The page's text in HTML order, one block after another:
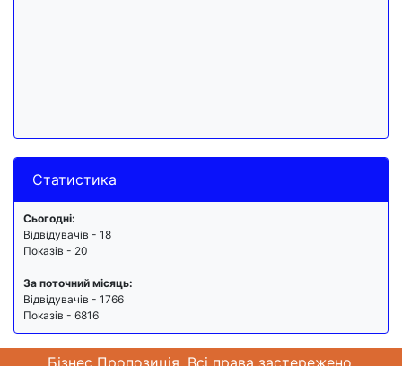
Статистика
Сьогодні:
Відвідувачів - 18
Показів - 20
За поточний місяць:
Відвідувачів - 1766
Показів - 6816
Бізнес Пропозиція. Всі права застережено.